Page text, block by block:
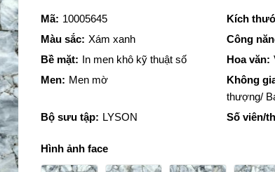
Mã: 10005645 Kích
Màu sắc: Xám xanh Công
Bề mặt: In men khô kỹ thuật số Hoa văn:
Men: Men mờ Không
thượng/
Bộ sưu tập: LYSON Số viên/
Hình ảnh face